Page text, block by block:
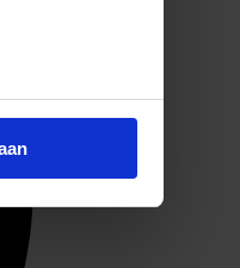
en om ons
social